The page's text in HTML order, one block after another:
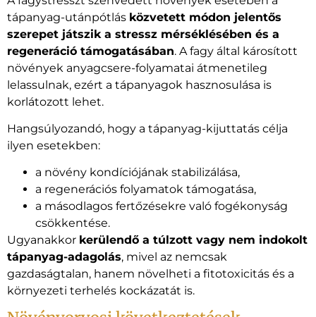
tápanyag-utánpótlás közvetett módon jelentős
szerepet játszik a stressz mérséklésében és a
regeneráció támogatásában. A fagy által károsított
növények anyagcsere-folyamatai átmenetileg
lelassulnak, ezért a tápanyagok hasznosulása is
korlátozott lehet.
Hangsúlyozandó, hogy a tápanyag-kijuttatás célja
ilyen esetekben:
a növény kondíciójának stabilizálása,
a regenerációs folyamatok támogatása,
a másodlagos fertőzésekre való fogékonyság
csökkentése.
Ugyanakkor kerülendő a túlzott vagy nem indokolt
tápanyag-adagolás, mivel az nemcsak
gazdaságtalan, hanem növelheti a fitotoxicitás és a
környezeti terhelés kockázatát is.